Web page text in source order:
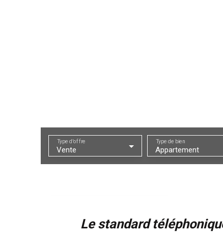
Vente
Type d'offre
Appartement
Type de bien
Le standard